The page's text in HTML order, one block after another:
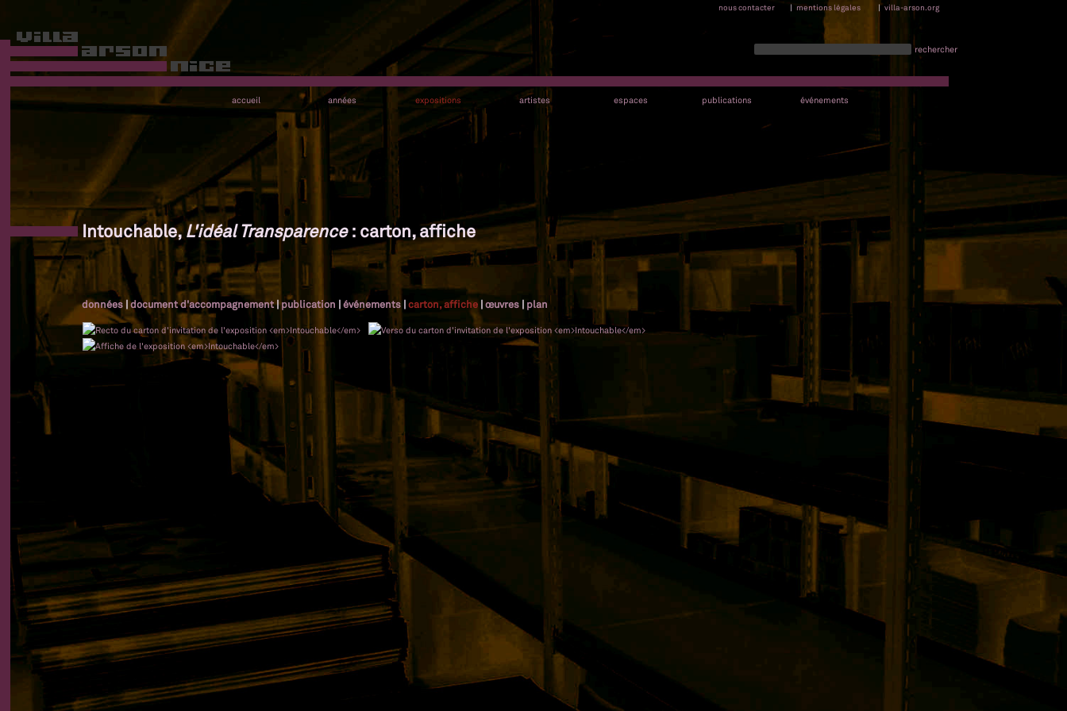
nous contacter | mentions légales | villa-arson.org
rechercher
accueil années expositions artistes espaces publications événements
Intouchable,L'idéal Transparence: carton, affiche
données |document d'accompagnement|publication |événements |carton, affiche |œuvres | plan